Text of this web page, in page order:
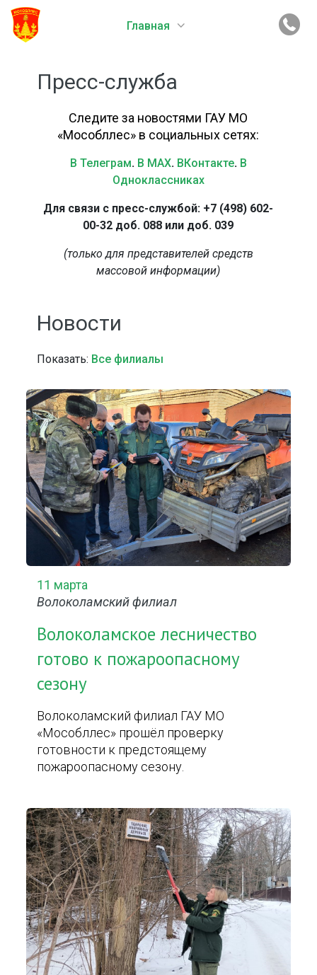
Главная
Пресс-служба
Следите за новостями ГАУ МО
«Мособллес» в социальных сетях:
В Телеграм. В MAX. ВКонтакте. В
Одноклассниках
Для связи с пресс-службой: +7 (498) 602-
00-32 доб. 088 или доб. 039
(только для представителей средств
массовой информации)
Новости
Показать: Все филиалы
11 марта
Волоколамский филиал
Волоколамское лесничество
готово к пожароопасному
сезону
Волоколамский филиал ГАУ МО
«Мособллес» прошёл проверку
готовности к предстоящему
пожароопасному сезону.